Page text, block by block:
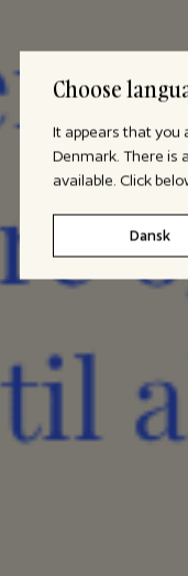
Choose
It appears that you
Denmark. There is
available. Click
Dansk